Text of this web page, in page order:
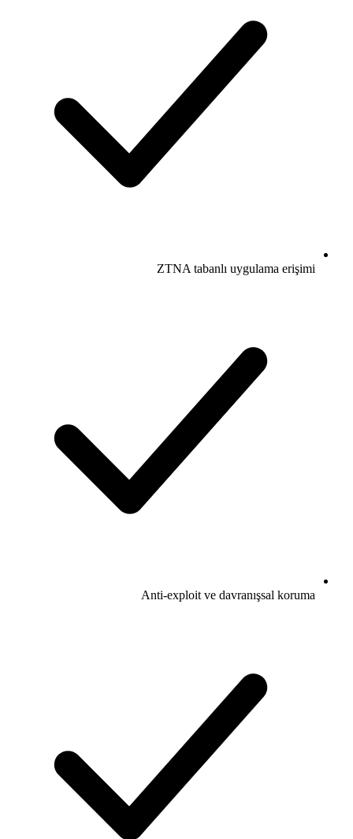
ZTNA tabanlı uygulama erişimi
Anti-exploit ve davranışsal koruma